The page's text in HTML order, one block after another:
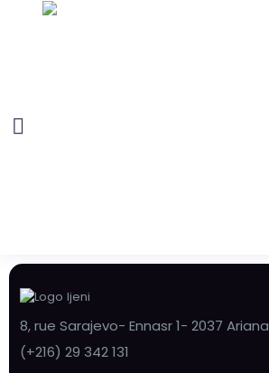
8, rue Sarajevo- Ennasr 1- 2037 Ariana
(+216) 29 342 131